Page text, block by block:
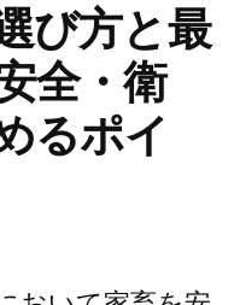
び方と最
全・衛
るポイ